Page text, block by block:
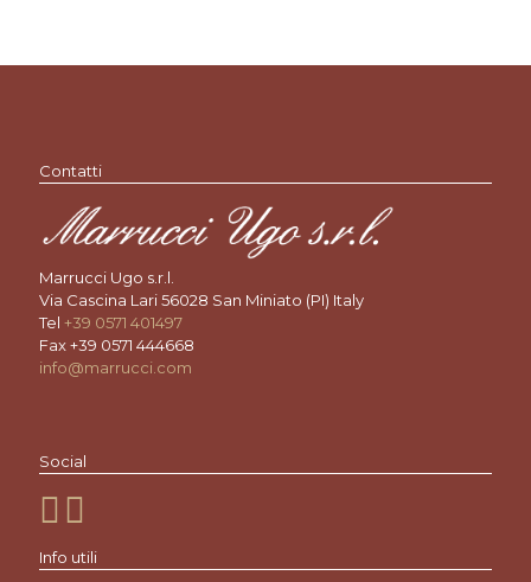
Contatti
Marrucci Ugo s.r.l.
Via Cascina Lari 56028 San Miniato (PI) Italy
Tel +39 0571 401497
Fax +39 0571 444668
info@marrucci.com
Social
Info utili